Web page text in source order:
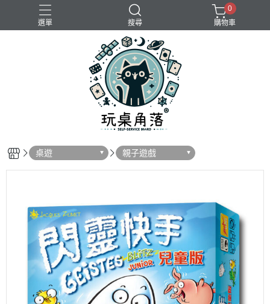
選單 搜尋
0
購物車
桌遊 親子遊戲